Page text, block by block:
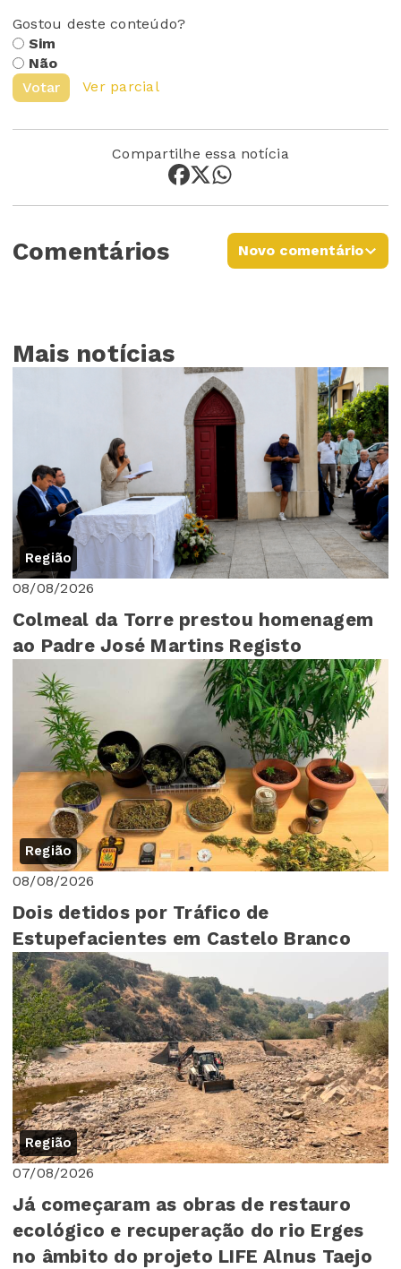
Gostou deste conteúdo?
Sim
Não
Votar
Ver parcial
Compartilhe essa notícia
Comentários Novo comentário
Mais notícias
Região
08/08/2026
Colmeal da Torre prestou homenagem
ao Padre José Martins Registo
Região
08/08/2026
Dois detidos por Tráfico de
Estupefacientes em Castelo Branco
Região
07/08/2026
Já começaram as obras de restauro
ecológico e recuperação do rio Erges
no âmbito do projeto LIFE Alnus Taejo